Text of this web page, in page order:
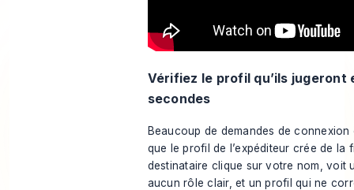
Vérifiez le profil qu’ils jugeront
secondes
Beaucoup de demandes de
que le profil de l’expéditeur crée de la
destinataire clique sur votre nom, voit
aucun rôle clair, et un profil qui ne